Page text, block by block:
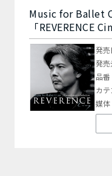
Music for Ballet
「REVERENCE
発売
発売
品番
カテ
媒体